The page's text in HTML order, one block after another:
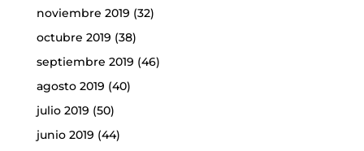
noviembre 2019 (32)
octubre 2019 (38)
septiembre 2019 (46)
agosto 2019 (40)
julio 2019 (50)
junio 2019 (44)